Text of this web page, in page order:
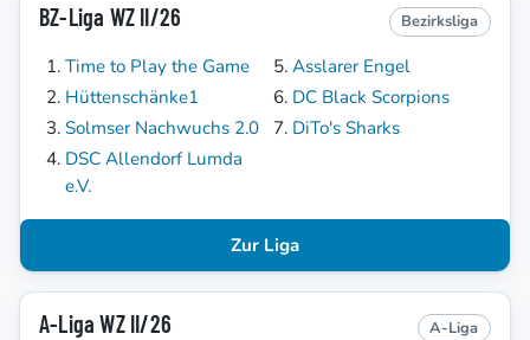
BZ-Liga WZ II/26 Bezirksliga
Time to Play the Game
Hüttenschänke1
Solmser Nachwuchs 2.0
DSC Allendorf Lumda
e.V.
Asslarer Engel
DC Black Scorpions
DiTo's Sharks
Zur Liga
A-Liga WZ II/26 A-Liga